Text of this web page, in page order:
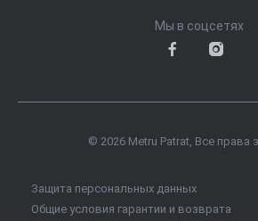
Мы в соцсетях
© 2026 Metru Patrat, Все права
Защита персональных данных
Общие условия гарантии и возврата